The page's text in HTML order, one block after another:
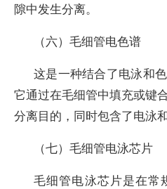
隙中发生分离。
（六）毛细管电色谱
这是一种结合了电泳和
它通过在毛细管中填充或键
分离目的，同时包含了电泳
（七）毛细管电泳芯片
毛细管电泳芯片是在常